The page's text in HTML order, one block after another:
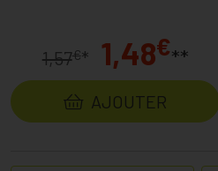
1,57€* 1,48€**
AJOUTER